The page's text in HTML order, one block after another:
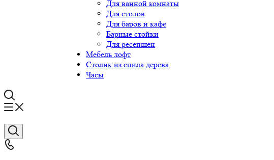
Для ванной комнаты
Для столов
Для баров и кафе
Барные стойки
Для ресепшен
Мебель лофт
Столик из спила дерева
Часы